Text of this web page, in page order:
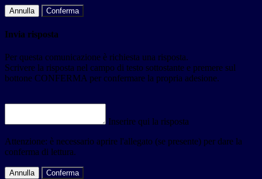
Annulla Conferma
Invia risposta
Per questa comunicazione è richiesta una risposta.
Scrivere la risposta nel campo di testo sottostante e premere sul
bottone CONFERMA per confermare la propria adesione.
Inserire qui la risposta
Attenzione: è necessario aprire l'allegato (se presente) per dare la
conferma di lettura.
Annulla Conferma